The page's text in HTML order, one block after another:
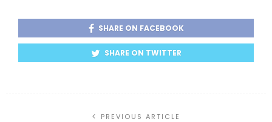
SHARE ON FACEBOOK
SHARE ON TWITTER
PREVIOUS ARTICLE